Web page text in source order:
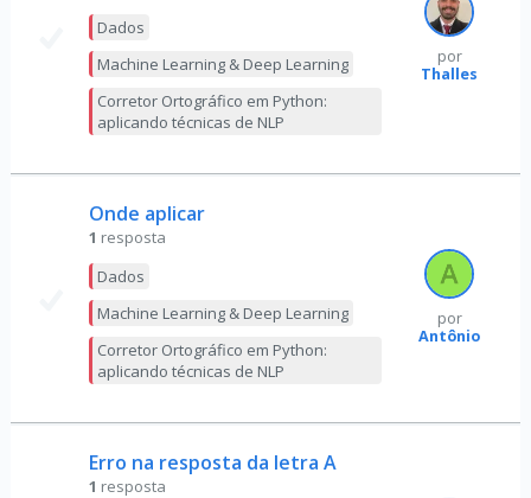
Dados
Machine Learning & Deep Learning
Corretor Ortográfico em Python:
aplicando técnicas de NLP
por
Thalles
Onde aplicar
1 resposta
Dados
Machine Learning & Deep Learning
Corretor Ortográfico em Python:
aplicando técnicas de NLP
por
Antônio
Erro na resposta da letra A
1 resposta